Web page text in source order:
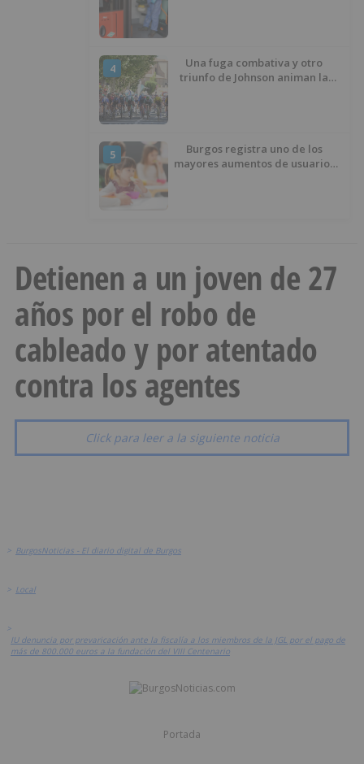
4
Una fuga combativa y otro
triunfo de Johnson animan la
5
Burgos registra uno de los
mayores aumentos de usuarios
Detienen a un joven de 27
años por el robo de
cableado y por atentado
contra los agentes
Click para leer a la siguiente noticia
> BurgosNoticias - El diario digital de Burgos
> Local
>
IU denuncia por prevaricación ante la fiscalía a los miembros de la JGL por el pago de
más de 800.000 euros a la fundación del VIII Centenario
Portada